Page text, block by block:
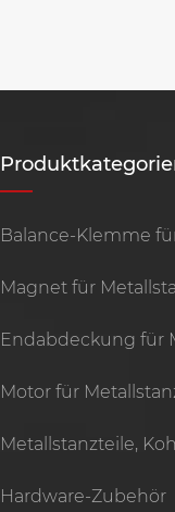
Balance-Klemme
Magnet für
Endabdeckung für
Motor für
Metallstanzteile,
Hardware-Zubehör